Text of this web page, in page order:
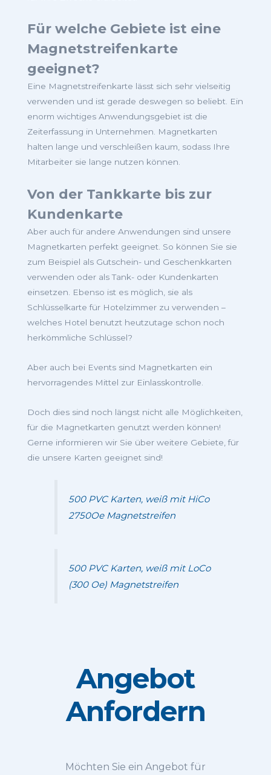
Für welche Gebiete ist eine
Magnetstreifenkarte
geeignet?
Eine Magnetstreifenkarte lässt sich sehr vielseitig
verwenden und ist gerade deswegen so beliebt. Ein
enorm wichtiges Anwendungsgebiet ist die
Zeiterfassung in Unternehmen. Magnetkarten
halten lange und verschleißen kaum, sodass Ihre
Mitarbeiter sie lange nutzen können.
Von der Tankkarte bis zur
Kundenkarte
Aber auch für andere Anwendungen sind unsere
Magnetkarten perfekt geeignet. So können Sie sie
zum Beispiel als Gutschein- und Geschenkkarten
verwenden oder als Tank- oder Kundenkarten
einsetzen. Ebenso ist es möglich, sie als
Schlüsselkarte für Hotelzimmer zu verwenden –
welches Hotel benutzt heutzutage schon noch
herkömmliche Schlüssel?
Aber auch bei Events sind Magnetkarten ein
hervorragendes Mittel zur Einlasskontrolle.
Doch dies sind noch längst nicht alle Möglichkeiten,
für die Magnetkarten genutzt werden können!
Gerne informieren wir Sie über weitere Gebiete, für
die unsere Karten geeignet sind!
500 PVC Karten, weiß mit HiCo
2750Oe Magnetstreifen
500 PVC Karten, weiß mit LoCo
(300 Oe) Magnetstreifen
Angebot
Anfordern
Möchten Sie ein Angebot für